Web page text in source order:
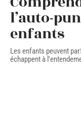
l’auto-
enfants
Les enfants peuvent
échappent à